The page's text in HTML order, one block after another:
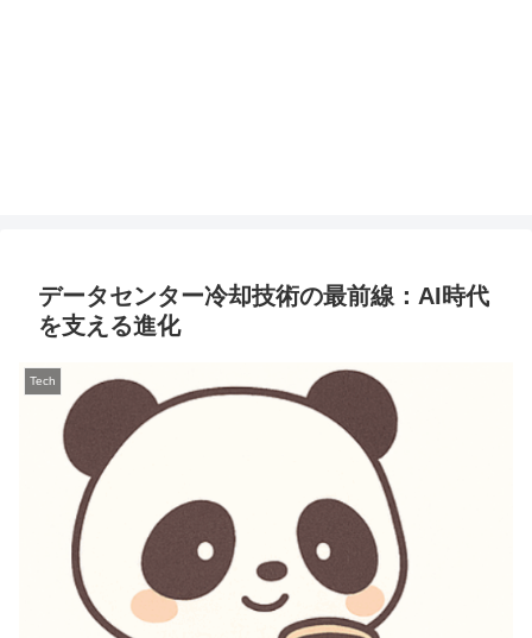
データセンター冷却技術の最前線：AI時代
を支える進化
Tech